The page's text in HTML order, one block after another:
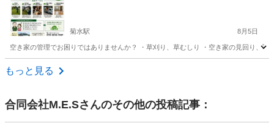
菊水駅 8月5日
空き家の管理でお困りではありませんか？ ・草刈り、草むしり ・空き家の見回り、
北海道 札幌市
もっと見る
合同会社M.E.Sさんのその他の投稿記事：